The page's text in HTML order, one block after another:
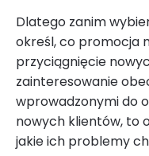
Dlatego zanim
określ, co promocja
przyciągnięcie
zainteresowanie
wprowadzonymi do
nowych klientów, to
jakie ich problemy